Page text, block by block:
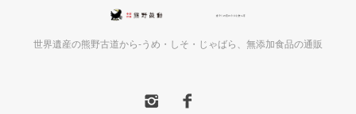
世界遺産の熊野古道から-うめ・しそ・じゃばら、無添加食品の通販